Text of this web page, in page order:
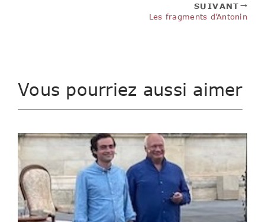
SUIVANT
Les fragments d’Antonin
Vous pourriez aussi aimer